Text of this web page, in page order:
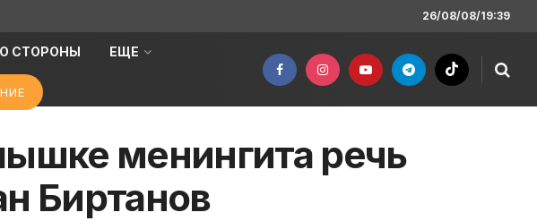
26/08/08/19:39
СТОРОНЫ ЕЩЕ
менингита речь
Биртанов